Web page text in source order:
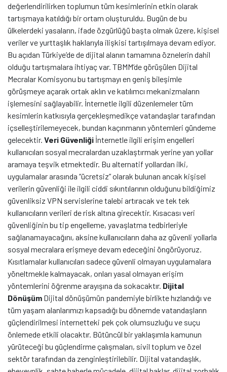
değerlendirilirken toplumun tüm kesimlerinin etkin olarak
tartışmaya katıldığı bir ortam oluşturuldu. Bugün de bu
ülkelerdeki yasaların, ifade özgürlüğü başta olmak üzere, kişisel
veriler ve yurttaşlık haklarıyla ilişkisi tartışılmaya devam ediyor.
Bu açıdan Türkiye’de de dijital alanın tamamına öznelerin dahil
olduğu tartışmalara ihtiyaç var. TBMM’de görüşülen Dijital
Mecralar Komisyonu bu tartışmayı en geniş bileşimle
görüşmeye açarak ortak aklın ve katılımcı mekanizmaların
işlemesini sağlayabilir. İnternetle ilgili düzenlemeler tüm
kesimlerin katkısıyla gerçekleşmedikçe vatandaşlar tarafından
içselleştirilemeyecek, bundan kaçınmanın yöntemleri gündeme
gelecektir. Veri Güvenliği İnternetle ilgili erişim engelleri
kullanıcıları sosyal mecralardan uzaklaştırmak yerine yan yollar
aramaya teşvik etmektedir. Bu alternatif yollardan ilki,
uygulamalar arasında “ücretsiz” olarak bulunan ancak kişisel
verilerin güvenliği ile ilgili ciddi sıkıntılarının olduğunu bildiğimiz
güvenliksiz VPN servislerine talebi artıracak ve tek tek
kullanıcıların verileri de risk altına girecektir. Kısacası veri
güvenliğinin bu tip engelleme, yavaşlatma tedbirleriyle
sağlanamayacağını, aksine kullanıcıların daha az güvenli yollarla
sosyal mecralara erişmeye devam edeceğini öngörüyoruz.
Kısıtlamalar kullanıcıları sadece güvenli olmayan uygulamalara
yöneltmekle kalmayacak, onları yasal olmayan erişim
yöntemlerini öğrenme arayışına da sokacaktır. Dijital
Dönüşüm Dijital dönüşümün pandemiyle birlikte hızlandığı ve
tüm yaşam alanlarımızı kapsadığı bu dönemde vatandaşların
güçlendirilmesi internetteki pek çok olumsuzluğu ve suçu
önlemede etkili olacaktır. Bütüncül bir yaklaşımla kamunun
yürüteceği bu güçlendirme çalışmaları, sivil toplum ve özel
sektör tarafından da zenginleştirilebilir. Dijital vatandaşlık,